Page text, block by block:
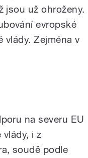
jsou už ohroženy.
evropské
vlády. Zejména v
na severu EU
vlády, i z
soudě podle